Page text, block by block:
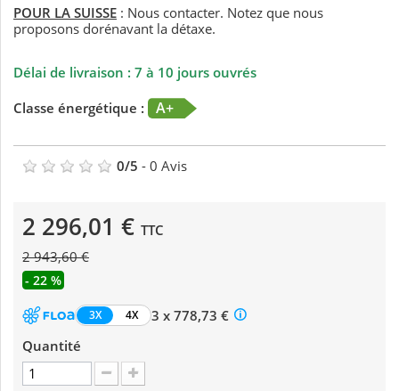
POUR LA SUISSE : Nous contacter. Notez que nous
proposons dorénavant la détaxe.
Délai de livraison : 7 à 10 jours ouvrés
Classe énergétique :
A+
0/5 - 0 Avis
2 296,01 € TTC
2 943,60 €
- 22 %
3X 4X
3 x 778,73 €
Quantité